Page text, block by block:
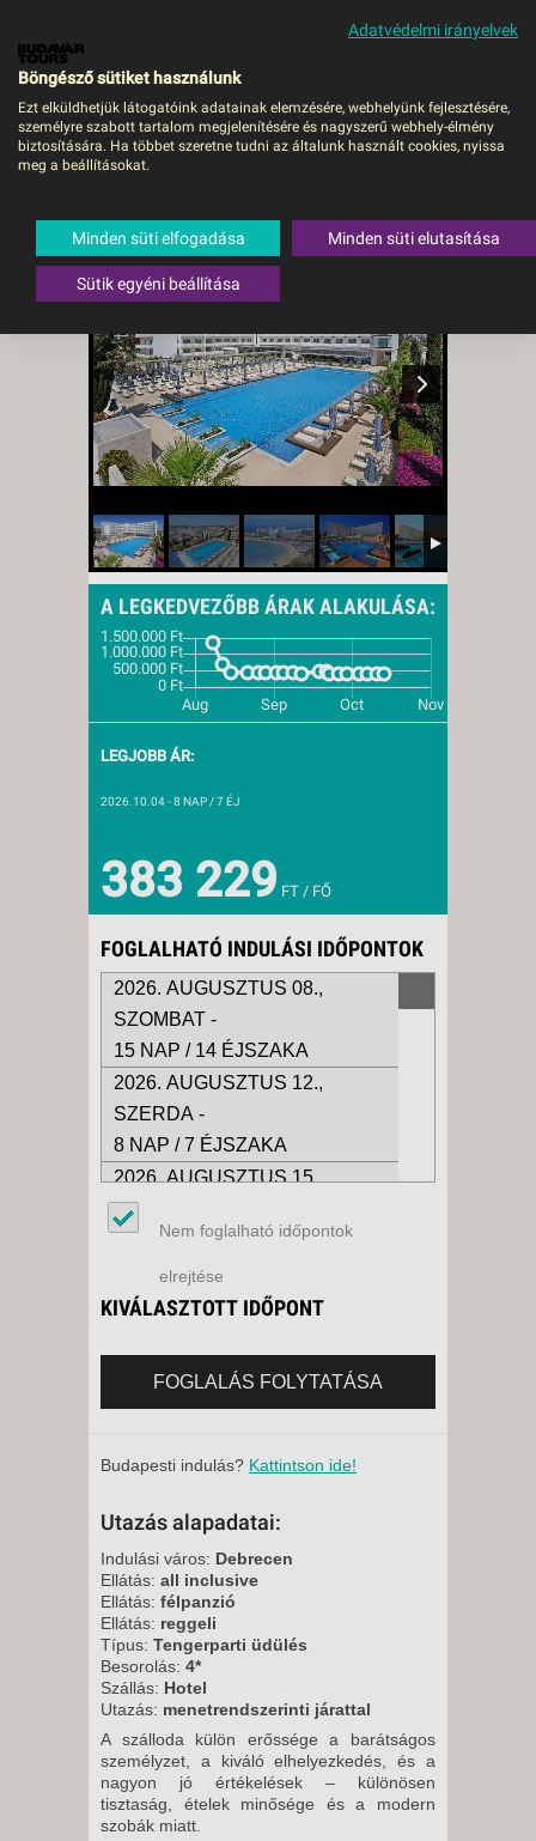
MENÜ
Nestor Hotel - Debrecen,
Ciprus,Dél-Ciprus, Ayia Napa
A LEGKEDVEZŐBB ÁRAK ALAKULÁSA:
LEGJOBB ÁR:
2026.10.04- 8 NAP / 7 ÉJ
383 229 FT / FŐ
FOGLALHATÓ INDULÁSI IDŐPONTOK
2026. AUGUSZTUS 08.,
SZOMBAT -
15 NAP / 14 ÉJSZAKA
2026. AUGUSZTUS 12.,
SZERDA -
8 NAP / 7 ÉJSZAKA
2026. AUGUSZTUS 15.,
SZOMBAT -
15 NAP / 14 ÉJSZAKA
2026. AUGUSZTUS 15.,
SZOMBAT -
2026. AUGUSZTUS 22.,
2026. AUGUSZTUS 22.,
8 NAP / 7 ÉJSZAKA
2026. AUGUSZTUS 26.,
SZERDA -
8 NAP / 7 ÉJSZAKA
2026. AUGUSZTUS 29.,
SZOMBAT -
15 NAP / 14 ÉJSZAKA
2026. AUGUSZTUS 29.,
SZOMBAT -
8 NAP / 7 ÉJSZAKA
Nem foglalható időpontok
elrejtése
KIVÁLASZTOTT IDŐPONT
FOGLALÁS FOLYTATÁSA
Budapesti indulás? Kattintson ide!
Utazás alapadatai:
Indulási város: Debrecen
Ellátás: all inclusive
Ellátás: félpanzió
Ellátás: reggeli
Típus: Tengerparti üdülés
Besorolás: 4*
Szállás: Hotel
Utazás: menetrendszerinti járattal
A szálloda külön erőssége a barátságos
személyzet, a kiváló elhelyezkedés, és a
nagyon jó értékelések – különösen
tisztaság, ételek minősége és a modern
szobák miatt.
Adatvédelmi irányelvek
Böngésző sütiket használunk
Ezt elküldhetjük látogatóink adatainak elemzésére, webhelyünk fejlesztésére,
személyre szabott tartalom megjelenítésére és nagyszerű webhely-élmény
biztosítására. Ha többet szeretne tudni az általunk használt cookies, nyissa
meg a beállításokat.
Minden süti elfogadása Minden süti elutasítása
Sütik egyéni beállítása